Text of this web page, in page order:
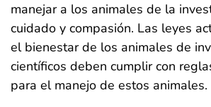
manejar a los animales de la
cuidado y compasión. Las leyes
el bienestar de los animales de
científicos deben cumplir con
para el manejo de estos animales.